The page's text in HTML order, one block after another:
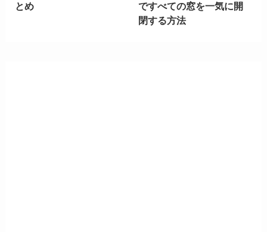
とめ
ですべての窓を一気に開
閉する方法